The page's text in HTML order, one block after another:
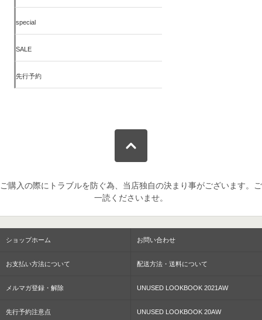
special
SALE
先行予約
ご購入の際にトラブルを防ぐ為、当店独自の決まり事がございます。ご
一読くださいませ。
ショップホーム お問い合わせ
お支払い方法について 配送方法・送料について
メルマガ登録・解除 UNUSED LOOKBOOK 2021AW
先行予約注意点 UNUSED LOOKBOOK 20AW